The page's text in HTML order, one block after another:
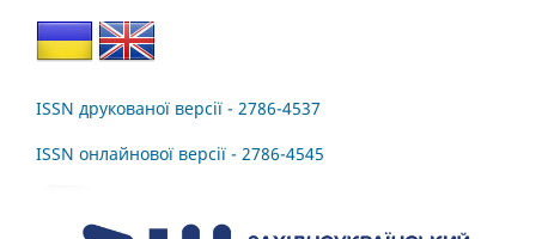
ISSN друкованої версії - 2786-4537
ISSN онлайнової версії - 2786-4545